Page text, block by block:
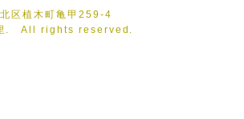
区植木町亀甲259-4
里.All rights reserved.